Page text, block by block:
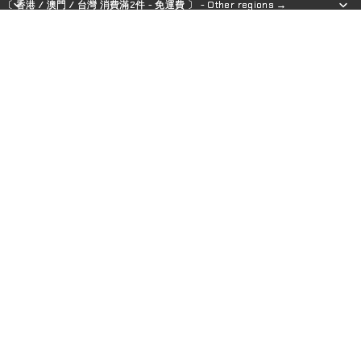
〔 香港 / 澳門 / 台灣 消費滿2件 - 免運費 〕 - Other regions →
〔 香港 / 澳門 / 台灣 消費滿2件 - 免運費 〕 - Other regions →